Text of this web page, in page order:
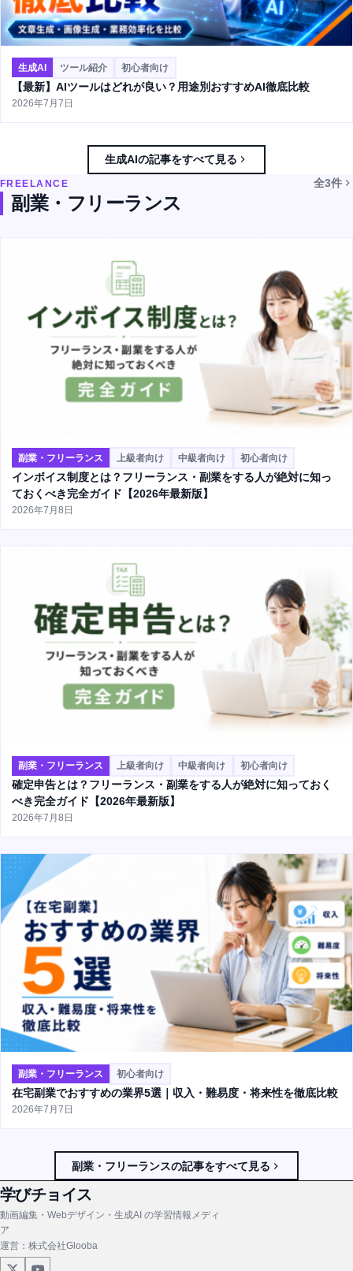
生成AI ツール紹介 初心者向け
【最新】AIツールはどれが良い？用途別おすすめAI徹底比較
2026年7月7日
生成AIの記事をすべて見る
FREELANCE
副業・フリーランス
全3件
副業・フリーランス 上級者向け 中級者向け 初心者向け
インボイス制度とは？フリーランス・副業をする人が絶対に知っ
ておくべき完全ガイド【2026年最新版】
2026年7月8日
副業・フリーランス 上級者向け 中級者向け 初心者向け
確定申告とは？フリーランス・副業をする人が絶対に知っておく
べき完全ガイド【2026年最新版】
2026年7月8日
副業・フリーランス 初心者向け
在宅副業でおすすめの業界5選｜収入・難易度・将来性を徹底比較
2026年7月7日
副業・フリーランスの記事をすべて見る
学びチョイス
動画編集・Webデザイン・生成AI の学習情報メディ
ア
運営：株式会社Glooba